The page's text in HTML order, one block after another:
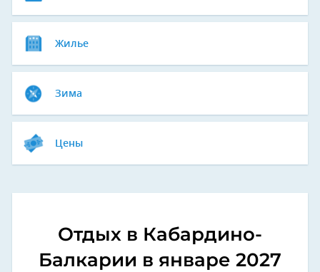
Жилье
Зима
Цены
Отдых в Кабардино-
Балкарии в январе 2027